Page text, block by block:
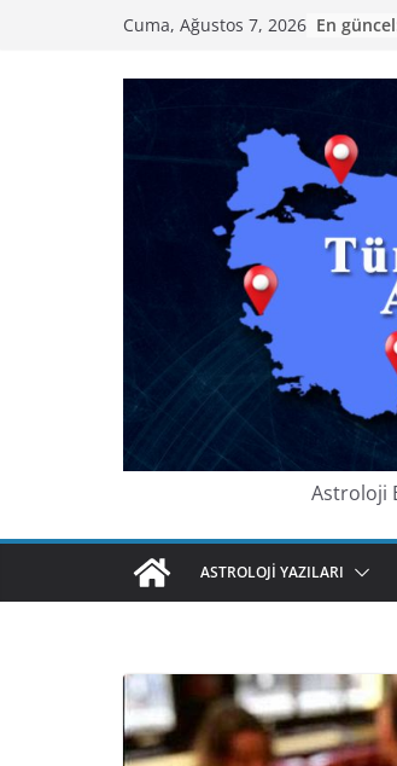
Cuma, Ağustos 7, 2026 En
Astroloji
ASTROLOJI YAZILARI